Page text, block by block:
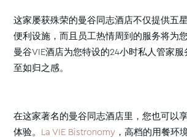
这家屡获殊荣的曼谷同志酒店不仅提供五
便利设施，而且员工热情周到的服务将为
曼谷VIE酒店为您特设的24小时私人管家
至如归之感。
在这家著名的曼谷同志酒店里，您也可以
体验。 La VIE Bistronomy ，高档的用餐环